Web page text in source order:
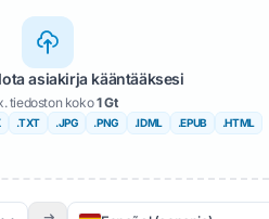
asiakirja kääntääksesi
tiedoston koko1 Gt
.TXT .JPG .PNG .IDML .EPUB .HTML